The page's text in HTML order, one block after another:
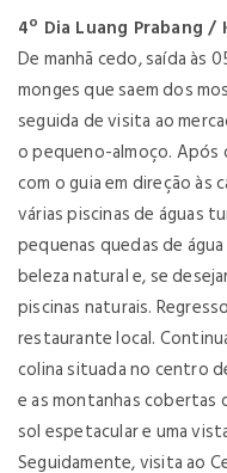
4º Dia Luang Prabang /
De manhã cedo, saída às
monges que saem dos
seguida de visita ao
o pequeno-almoço.
com o guia em direção às
várias piscinas de águas
pequenas quedas de
beleza natural e, se
piscinas naturais.
restaurante local.
colina situada no centro
e as montanhas
sol espetacular e uma
Seguidamente, visita ao